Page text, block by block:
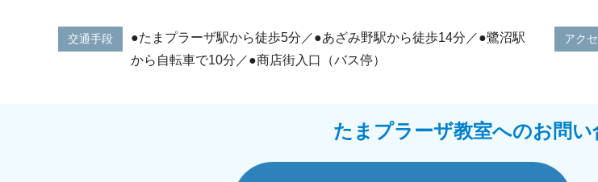
交通手段
●たまプラーザ駅から徒歩5分／●あざみ野駅から徒歩14分／●鷺沼駅
から自転車で10分／●商店街入口（バス停）
アク
たまプラーザ教室へのお問い